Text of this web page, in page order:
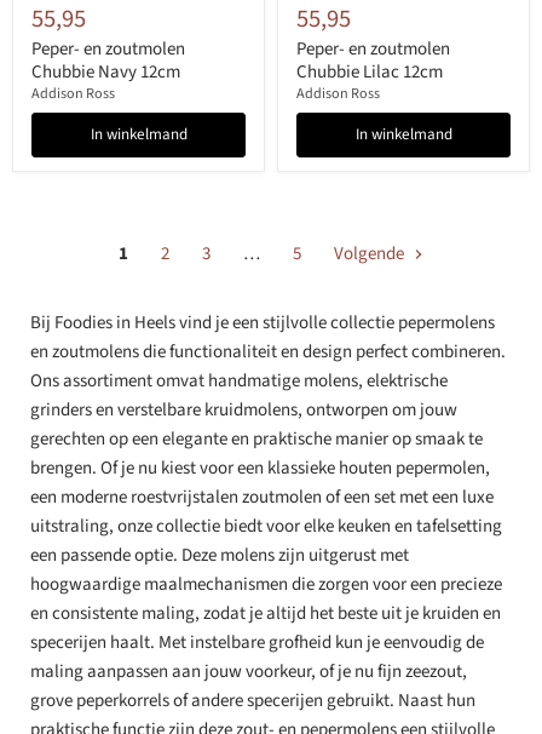
55,95
Peper- en zoutmolen
Chubbie Navy 12cm
Addison Ross
In winkelmand
55,95
Peper- en zoutmolen
Chubbie Lilac 12cm
Addison Ross
In winkelmand
1 2 3 … 5 Volgende
Bij Foodies in Heels vind je een stijlvolle collectie pepermolens
en zoutmolens die functionaliteit en design perfect combineren.
Ons assortiment omvat handmatige molens, elektrische
grinders en verstelbare kruidmolens, ontworpen om jouw
gerechten op een elegante en praktische manier op smaak te
brengen. Of je nu kiest voor een klassieke houten pepermolen,
een moderne roestvrijstalen zoutmolen of een set met een luxe
uitstraling, onze collectie biedt voor elke keuken en tafelsetting
een passende optie. Deze molens zijn uitgerust met
hoogwaardige maalmechanismen die zorgen voor een precieze
en consistente maling, zodat je altijd het beste uit je kruiden en
specerijen haalt. Met instelbare grofheid kun je eenvoudig de
maling aanpassen aan jouw voorkeur, of je nu fijn zeezout,
grove peperkorrels of andere specerijen gebruikt. Naast hun